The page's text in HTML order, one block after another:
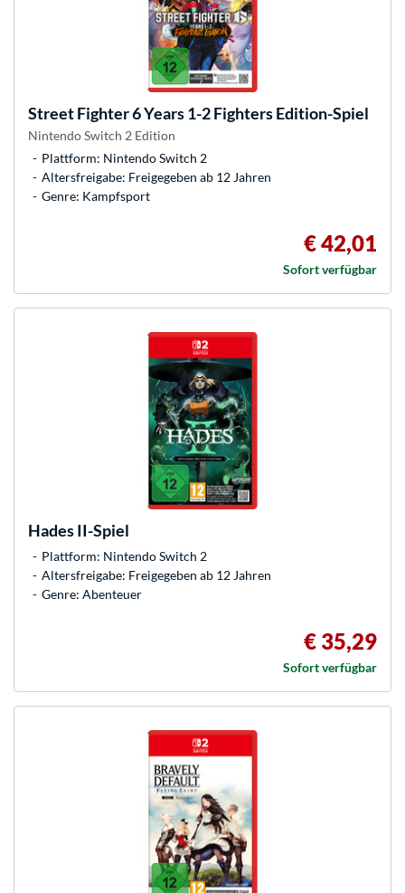
Street Fighter 6 Years 1-2 Fighters Edition-Spiel
Nintendo Switch 2 Edition
Plattform: Nintendo Switch 2
Altersfreigabe: Freigegeben ab 12 Jahren
Genre: Kampfsport
€ 42,01
Sofort verfügbar
Hades II-Spiel
Plattform: Nintendo Switch 2
Altersfreigabe: Freigegeben ab 12 Jahren
Genre: Abenteuer
€ 35,29
Sofort verfügbar